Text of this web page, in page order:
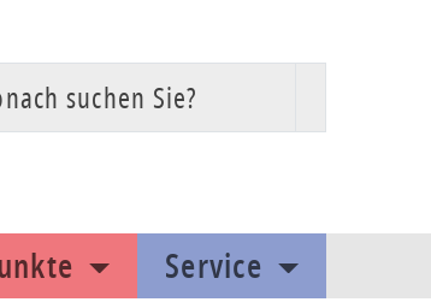
suchen Sie?
Service